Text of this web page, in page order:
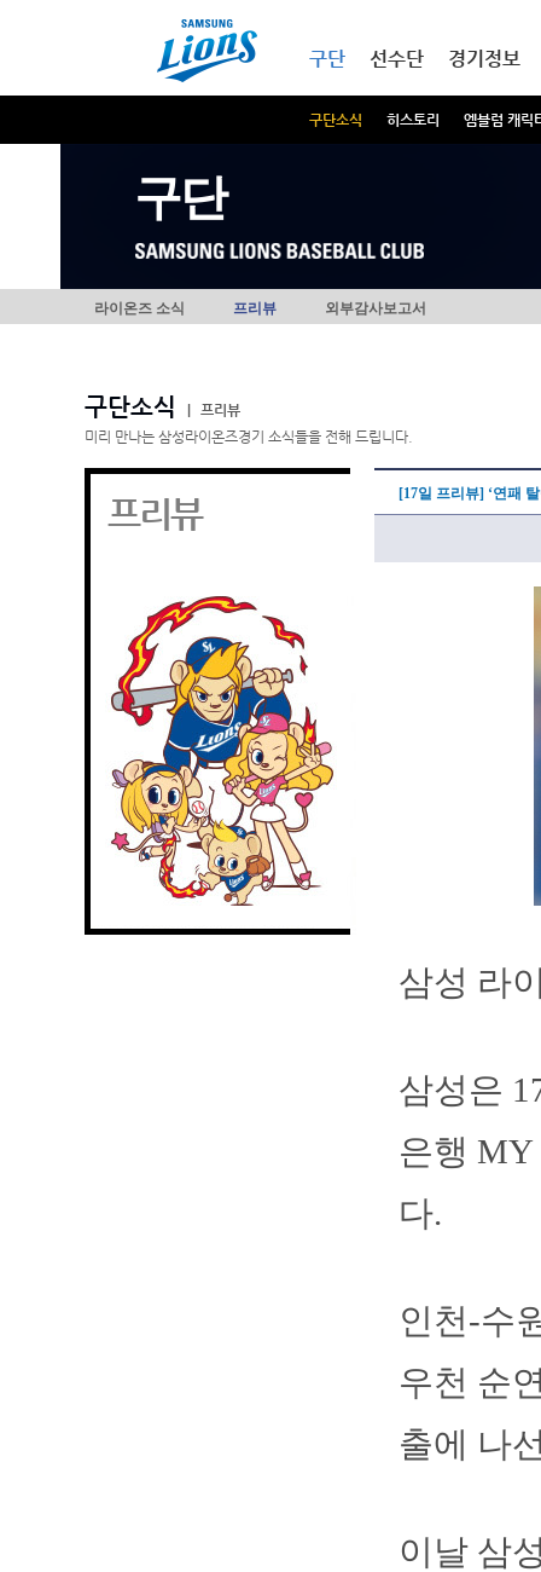
구단
구단소식 히스토리 엠블럼 캐릭
선수단 경기정보
구단
라이온즈 소식 프리뷰 외부감사보고서
구단소식
프리뷰
미리 만나는 삼성라이온즈경기 소식들을 전해 드립니다.
프리뷰 [17일 프리뷰] ‘연패
삼성 라
삼성은
은행 MY
다.
인천-수
우천 순
출에 나
이날 삼